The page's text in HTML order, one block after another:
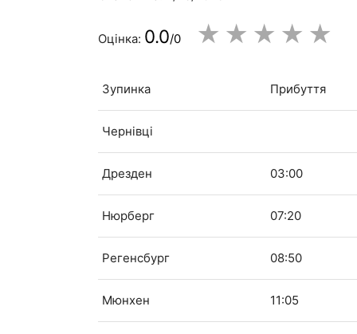
Оцінка: 0.0/0 ★ ★ ★ ★ ★
Зупинка Прибуття
Чернівці
Дрезден 03:00
Нюрберг 07:20
Регенсбург 08:50
Мюнхен 11:05